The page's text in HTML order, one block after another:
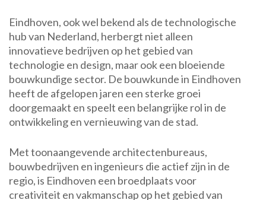
Eindhoven, ook wel bekend als de technologische
hub van Nederland, herbergt niet alleen
innovatieve bedrijven op het gebied van
technologie en design, maar ook een bloeiende
bouwkundige sector. De bouwkunde in Eindhoven
heeft de afgelopen jaren een sterke groei
doorgemaakt en speelt een belangrijke rol in de
ontwikkeling en vernieuwing van de stad.
Met toonaangevende architectenbureaus,
bouwbedrijven en ingenieurs die actief zijn in de
regio, is Eindhoven een broedplaats voor
creativiteit en vakmanschap op het gebied van